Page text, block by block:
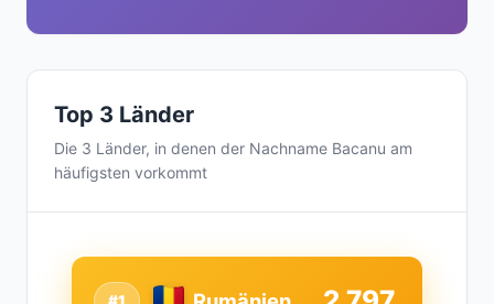
Top 3 Länder
Die 3 Länder, in denen der Nachname Bacanu am
häufigsten vorkommt
#1